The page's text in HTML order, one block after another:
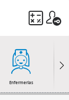
Enfermerías